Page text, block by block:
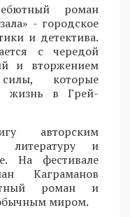
роман
- городское
и детектива.
с чередой
и вторжением
которые
жизнь в Грей-
авторским
литературу и
На фестивале
Каграманов
роман и
миром.